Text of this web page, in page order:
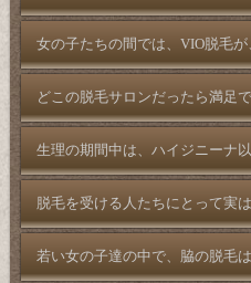
女の子たちの間では、VIO脱毛が
どこの脱毛サロンだったら満足
生理の期間中は、ハイジニーナ
脱毛を受ける人たちにとって実は
若い女の子達の中で、脇の脱毛